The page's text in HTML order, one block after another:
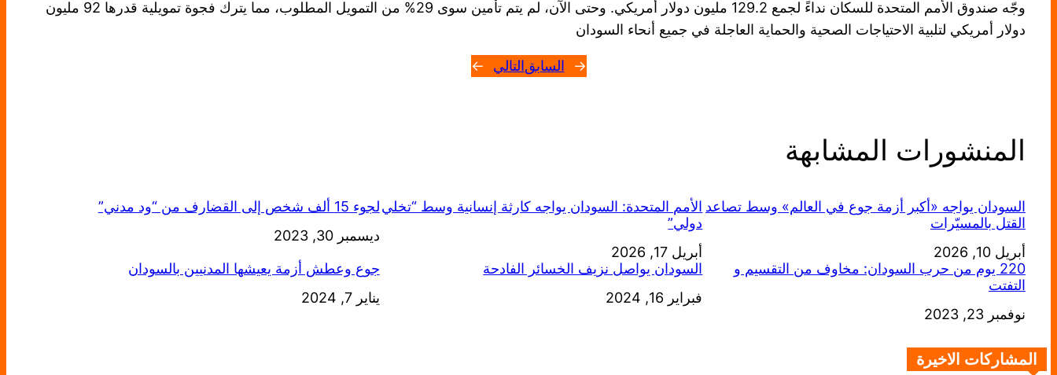
وجّه صندوق الأمم المتحدة للسكان نداءً لجمع 129.2 مليون دولار أمريكي. وحتى الآن، لم يتم تأمين سوى 29% من التمويل المطلوب، مما يترك فجوة تمويلية قدرها 92 مليون
دولار أمريكي لتلبية الاحتياجات الصحية والحماية العاجلة في جميع أنحاء السودان
← السابقالتالي →
المنشورات المشابهة
السودان يواجه «أكبر أزمة جوع في العالم» وسط تصاعد
القتل بالمسيّرات
التاريخ
أبريل 10, 2026
الأمم المتحدة: السودان يواجه كارثة إنسانية وسط “تخلي
دولي”
التاريخ
أبريل 17, 2026
لجوء 15 ألف شخص إلى القضارف من “ود مدني”
التاريخ
ديسمبر 30, 2023
220 يوم من حرب السودان: مخاوف من التقسيم و
التفتت
التاريخ
نوفمبر 23, 2023
السودان يواصل نزيف الخسائر الفادحة
التاريخ
فبراير 16, 2024
جوع وعطش أزمة يعيشها المدنيين بالسودان
التاريخ
يناير 7, 2024
المشاركات الاخيرة